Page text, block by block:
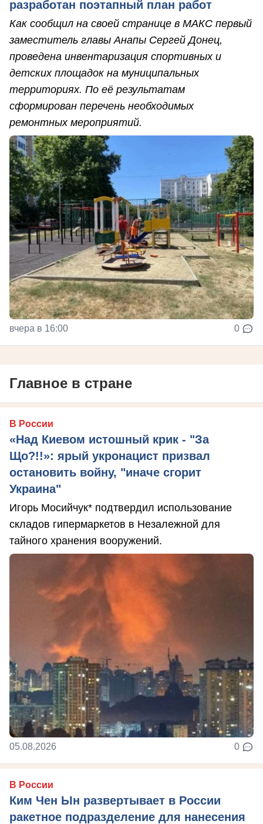
разработан поэтапный план работ
Как сообщил на своей странице в МАКС первый
заместитель главы Анапы Сергей Донец,
проведена инвентаризация спортивных и
детских площадок на муниципальных
территориях. По её результатам
сформирован перечень необходимых
ремонтных мероприятий.
вчера в 16:00 0
Главное в стране
В России
«Над Киевом истошный крик - "За
Що?!!»: ярый укронацист призвал
остановить войну, "иначе сгорит
Украина"
Игорь Мосийчук* подтвердил использование
складов гипермаркетов в Незалежной для
тайного хранения вооружений.
05.08.2026 0
В России
Ким Чен Ын развертывает в России
ракетное подразделение для нанесения